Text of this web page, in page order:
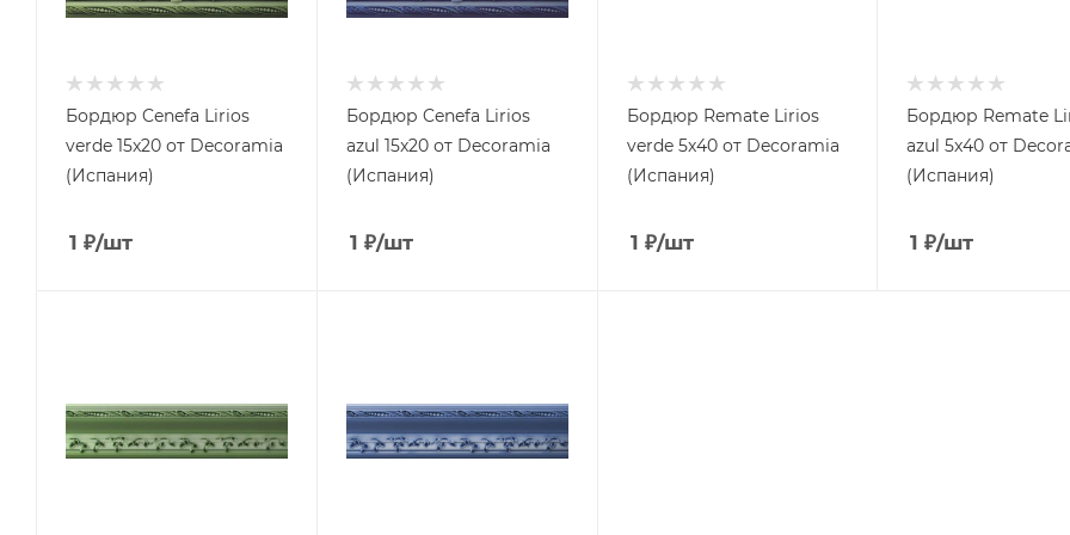
Бордюр Cenefa Lirios
verde 15x20 от Decoramia
(Испания)
1 ₽/шт
Бордюр Cenefa Lirios
azul 15x20 от Decoramia
(Испания)
1 ₽/шт
Бордюр Remate Lirios
verde 5x40 от Decoramia
(Испания)
1 ₽/шт
Бордюр Remate
azul 5x40 от
(Испания)
1 ₽/шт